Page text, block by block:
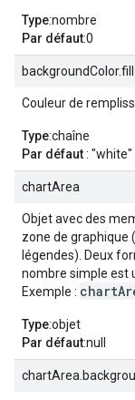
Type:nombre
Par défaut:0
backgroundColor.fill
Couleur de
Type:chaîne
Par défaut: "white"
chartArea
Objet avec des
zone de graphique
légendes). Deux
nombre simple est
Exemple :
Type:objet
Par défaut:null